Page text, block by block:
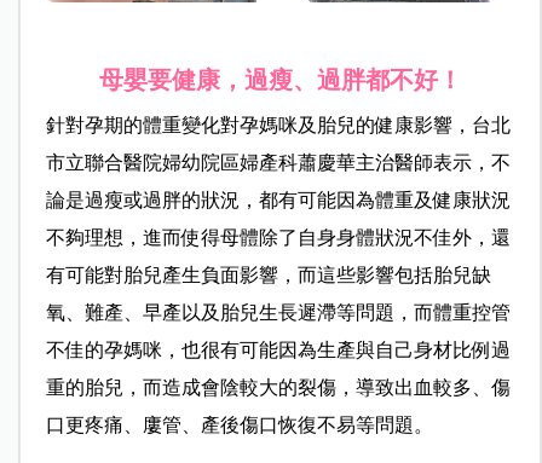
母嬰要健康，過瘦、過胖都不好！
針對孕期的體重變化對孕媽咪及胎兒的健康影響，台北
市立聯合醫院婦幼院區婦產科蕭慶華主治醫師表示，不
論是過瘦或過胖的狀況，都有可能因為體重及健康狀況
不夠理想，進而使得母體除了自身身體狀況不佳外，還
有可能對胎兒產生負面影響，而這些影響包括胎兒缺
氧、難產、早產以及胎兒生長遲滯等問題，而體重控管
不佳的孕媽咪，也很有可能因為生產與自己身材比例過
重的胎兒，而造成會陰較大的裂傷，導致出血較多、傷
口更疼痛、廔管、產後傷口恢復不易等問題。